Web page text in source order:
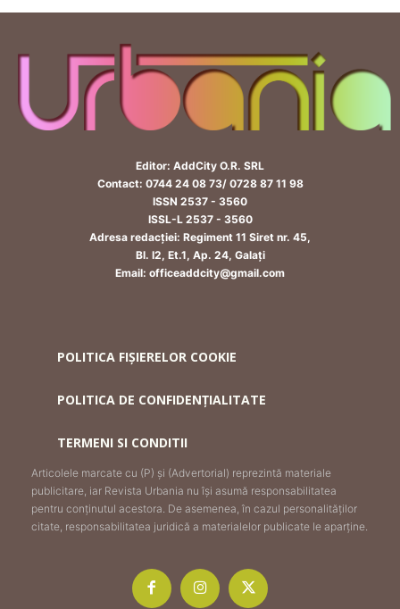
Editor: AddCity O.R. SRL
Contact: 0744 24 08 73/ 0728 87 11 98
ISSN 2537 - 3560
ISSL-L 2537 - 3560
Adresa redacției: Regiment 11 Siret nr. 45,
Bl. I2, Et.1, Ap. 24, Galați
Email: officeaddcity@gmail.com
POLITICA FIȘIERELOR COOKIE
POLITICA DE CONFIDENȚIALITATE
TERMENI SI CONDITII
Articolele marcate cu (P) și (Advertorial) reprezintă materiale
publicitare, iar Revista Urbania nu își asumă responsabilitatea
pentru conținutul acestora. De asemenea, în cazul personalităților
citate, responsabilitatea juridică a materialelor publicate le aparține.